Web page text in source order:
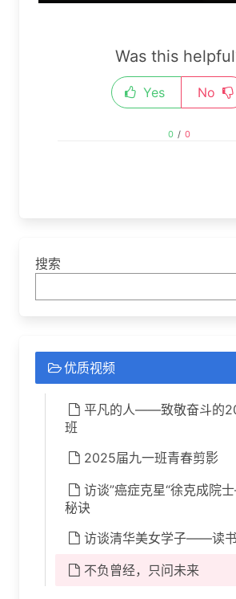
Was this
Yes No
0 / 0
搜索
优质视频
平凡的人——致敬奋斗的
班
2025届九一班青春剪影
访谈”癌症克星“徐克成院
秘诀
访谈清华美女学子——读
不负曾经，只问未来